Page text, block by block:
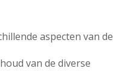
aspecten van de
van de diverse